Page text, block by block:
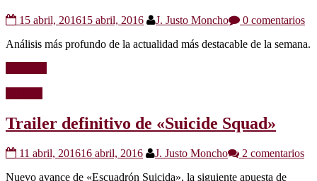
15 abril, 201615 abril, 2016 J. Justo Moncho
0 comentarios
Análisis más profundo de la actualidad más destacable de la semana.
Trailer definitivo de «Suicide Squad»
11 abril, 201616 abril, 2016 J. Justo Moncho
2 comentarios
Nuevo avance de «Escuadrón Suicida», la siguiente apuesta de